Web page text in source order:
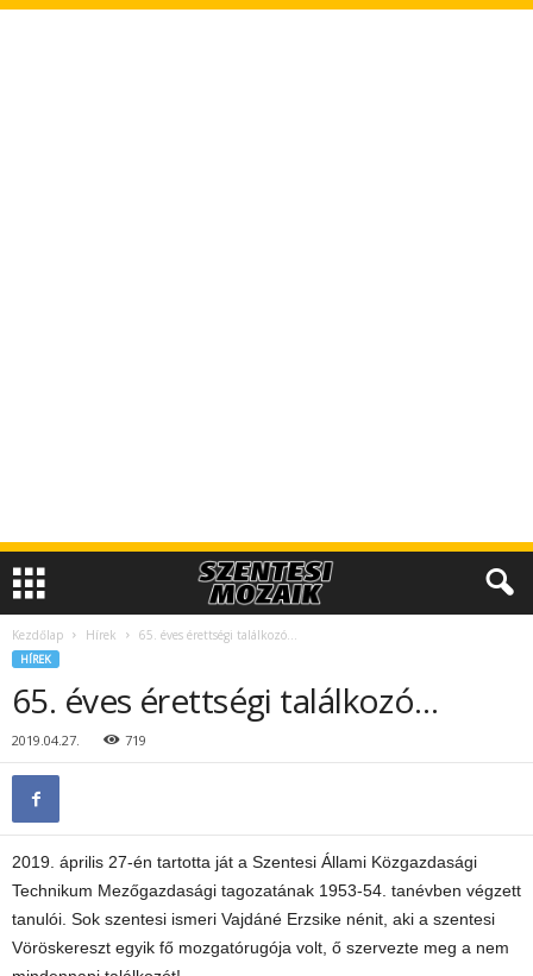
Kezdőlap Hírek 65. éves érettségi találkozó…
HÍREK
65. éves érettségi találkozó…
2019.04.27. 719
2019. április 27-én tartotta ját a Szentesi Állami Közgazdasági
Technikum Mezőgazdasági tagozatának 1953-54. tanévben végzett
tanulói. Sok szentesi ismeri Vajdáné Erzsike nénit, aki a szentesi
Vöröskereszt egyik fő mozgatórugója volt, ő szervezte meg a nem